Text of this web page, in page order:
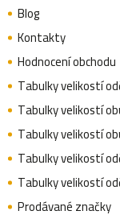
Blog
Kontakty
Hodnocení obchodu
Tabulky velikostí
Tabulky velikostí
Tabulky velikostí
Tabulky velikostí
Tabulky velikostí
Prodávané značky